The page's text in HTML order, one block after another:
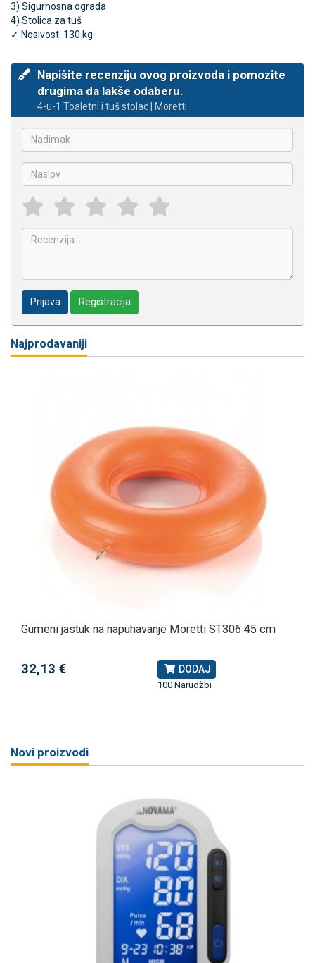
3) Sigurnosna ograda
4) Stolica za tuš
✓ Nosivost: 130 kg
Napišite recenziju ovog proizvoda i pomozite
drugima da lakše odaberu.
4-u-1 Toaletni i tuš stolac | Moretti
Prijava Registracija
Najprodavaniji
Gumeni jastuk na napuhavanje Moretti ST306 45 cm
32,13 € DODAJ
100 Narudžbi
Novi proizvodi